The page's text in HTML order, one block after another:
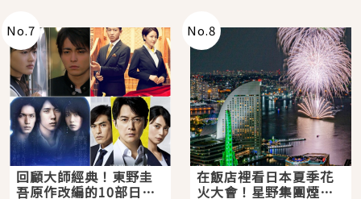
No.7
回顧大師經典！東野圭
吾原作改編的10部日本
No.8
在飯店裡看日本夏季花
火大會！星野集團煙火